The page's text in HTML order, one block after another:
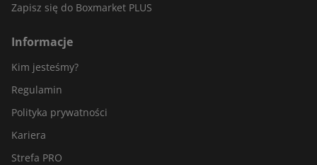
Zapisz się do Boxmarket PLUS
Informacje
Kim jesteśmy?
Regulamin
Polityka prywatności
Kariera
Strefa PRO